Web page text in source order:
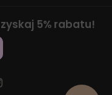
5% rabatu!